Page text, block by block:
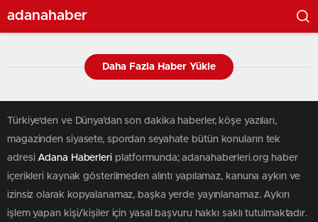
adanahaber
Daha Fazla Haber Yükle
Türkiye'den ve Dünya’dan son dakika haberler, köşe yazıları,
magazinden siyasete, spordan seyahate bütün konuların tek
adresiAdana Haberleriplatformunda; adanahaberleri.org haber
içerikleri kaynak gösterilmeden alıntı yapılamaz, kanuna aykırı ve
izinsiz olarak kopyalanamaz, başka yerde yayınlanamaz. Aykırı
işlem yapan kişi/kişiler için yasal başvuru hakkı saklı tutulmaktadır.